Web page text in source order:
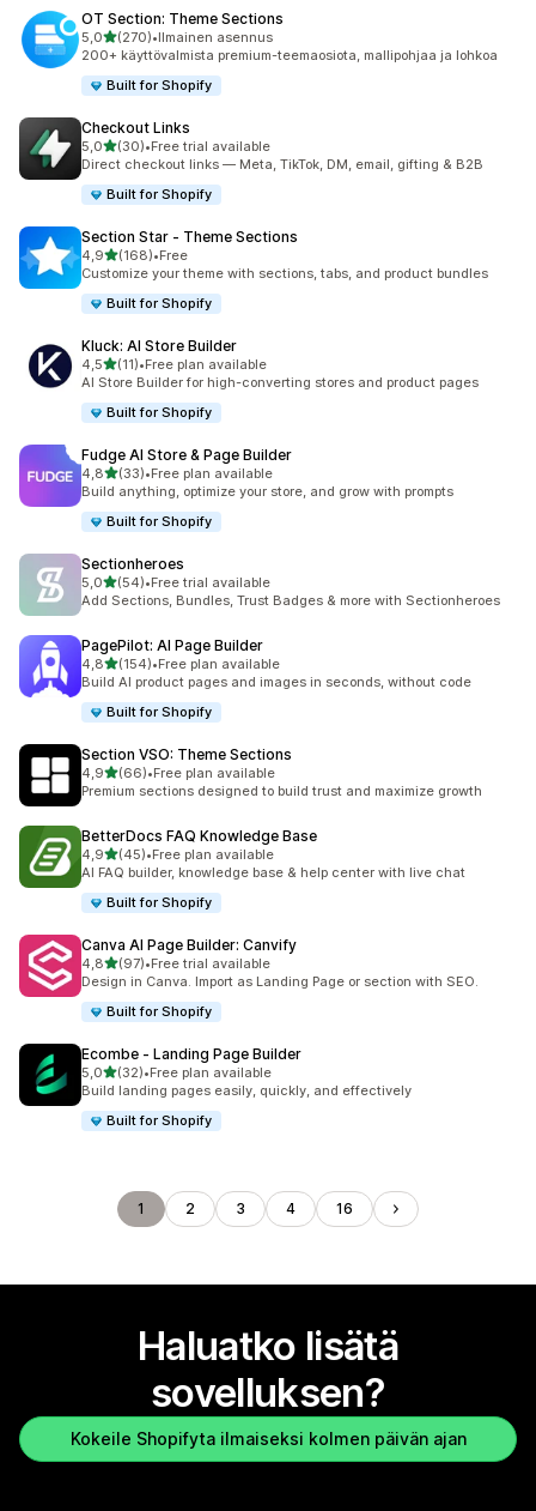
OT Section: Theme Sections
5,0/ 5 tähteä
(270)
270 arvostelua yhteensä
•Ilmainen asennus
200+ käyttövalmista premium-teemaosiota, mallipohjaa ja lohkoa
Built for Shopify
Checkout Links
5,0/ 5 tähteä
(30)
30 arvostelua yhteensä
•Free trial available
Direct checkout links — Meta, TikTok, DM, email, gifting & B2B
Built for Shopify
Section Star ‑ Theme Sections
4,9/ 5 tähteä
(168)
168 arvostelua yhteensä
•Free
Customize your theme with sections, tabs, and product bundles
Built for Shopify
Kluck: AI Store Builder
4,5/ 5 tähteä
(11)
11 arvostelua yhteensä
•Free plan available
AI Store Builder for high-converting stores and product pages
Built for Shopify
Fudge AI Store & Page Builder
4,8/ 5 tähteä
(33)
33 arvostelua yhteensä
•Free plan available
Build anything, optimize your store, and grow with prompts
Built for Shopify
Sectionheroes
5,0/ 5 tähteä
(54)
54 arvostelua yhteensä
•Free trial available
Add Sections, Bundles, Trust Badges & more with Sectionheroes
PagePilot: AI Page Builder
4,8/ 5 tähteä
(154)
154 arvostelua yhteensä
•Free plan available
Build AI product pages and images in seconds, without code
Built for Shopify
Section VSO: Theme Sections
4,9/ 5 tähteä
(66)
66 arvostelua yhteensä
•Free plan available
Premium sections designed to build trust and maximize growth
BetterDocs FAQ Knowledge Base
4,9/ 5 tähteä
(45)
45 arvostelua yhteensä
•Free plan available
AI FAQ builder, knowledge base & help center with live chat
Built for Shopify
Canva AI Page Builder: Canvify
4,8/ 5 tähteä
(97)
97 arvostelua yhteensä
•Free trial available
Design in Canva. Import as Landing Page or section with SEO.
Built for Shopify
Ecombe ‑ Landing Page Builder
5,0/ 5 tähteä
(32)
32 arvostelua yhteensä
•Free plan available
Build landing pages easily, quickly, and effectively
Built for Shopify
1 2 3 4 16
Haluatko lisätä
sovelluksen?
Kokeile Shopifyta ilmaiseksi kolmen päivän ajan